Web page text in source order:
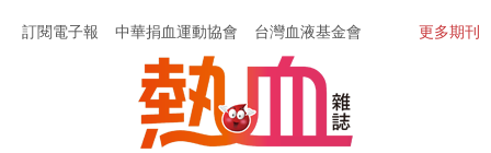
訂閱電子報 中華捐血運動協會 台灣血液基金會 更多期刊